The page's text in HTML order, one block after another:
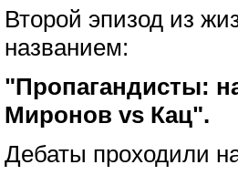
Второй эпизод из
названием:
"Пропагандисты:
Миронов vs Кац".
Дебаты проходили